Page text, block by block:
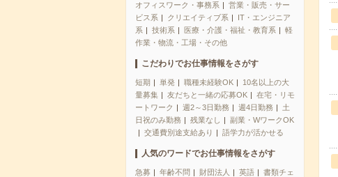
オフィスワーク・事務系
営業・販売・サー
ビス系
クリエイティブ系
IT・エンジニア
系
技術系 医療・介護・福祉・教育系
軽
作業・物流・工場・その他
こだわりでお仕事情報をさがす
短期 単発 職種未経験OK
10名以上の大
量募集
友だちと一緒の応募OK
在宅・リモ
ートワーク
週2～3日勤務 週4日勤務
土
日祝のみ勤務
残業なし
副業・WワークOK
交通費別途支給あり
語学力が活かせる
人気のワードでお仕事情報をさがす
急募 年齢不問 財団法人 英語
書類チェ